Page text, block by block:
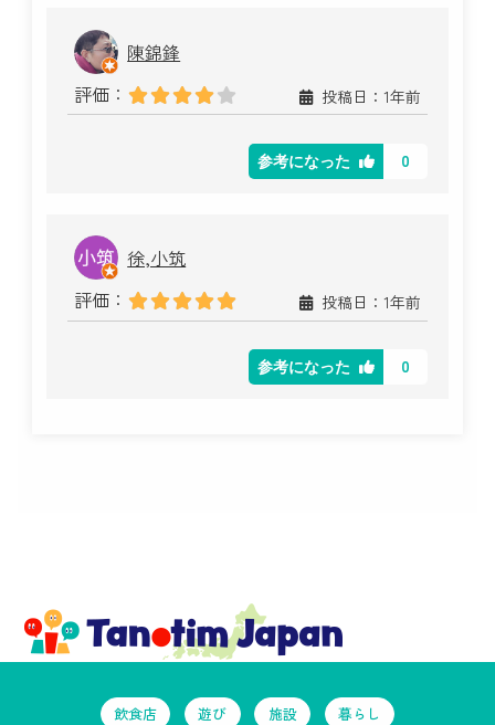
陳錦鋒
評価：
投稿日：1年前
参考になった 0
徐,小筑
評価：
投稿日：1年前
参考になった 0
飲食店 遊び 施設 暮らし